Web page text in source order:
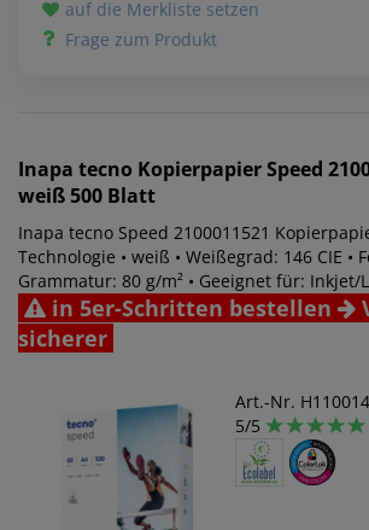
auf die Merkliste setzen
Frage zum Produkt
Inapa tecno Kopierpapier Speed
weiß 500 Blatt
Inapa tecno Speed 2100011521
Technologie • weiß • Weißegrad: 146 CIE •
Grammatur: 80 g/m² • Geeignet für: Inkjet/
in 5er-Schritten bestellen
sicherer
Art.-Nr.
5/5